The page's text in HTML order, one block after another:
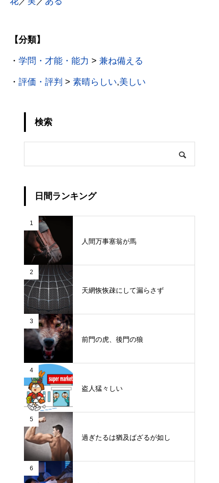
【分類】
・ 学問・才能・能力 > 兼ね備える
・ 評価・評判 > 素晴らしい,美しい
検索
日間ランキング
1
人間万事塞翁が馬
2
天網恢恢疎にして漏らさず
3
前門の虎、後門の狼
4
盗人猛々しい
5
過ぎたるは猶及ばざるが如し
6